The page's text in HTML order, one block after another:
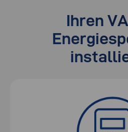
Ihren